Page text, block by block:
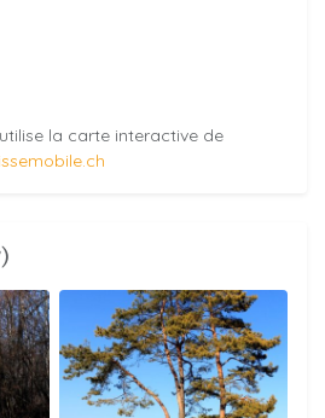
utilise la carte interactive de